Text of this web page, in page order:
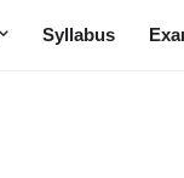
Syllabus